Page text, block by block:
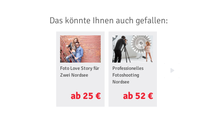
Das könnte Ihnen auch gefallen:
Foto Love Story für
Zwei Nordsee
ab 25 €
Professionelles
Fotoshooting
Nordsee
ab 52 €
Familien